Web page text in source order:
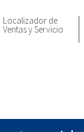
Localizador de
Ventas y Servicio